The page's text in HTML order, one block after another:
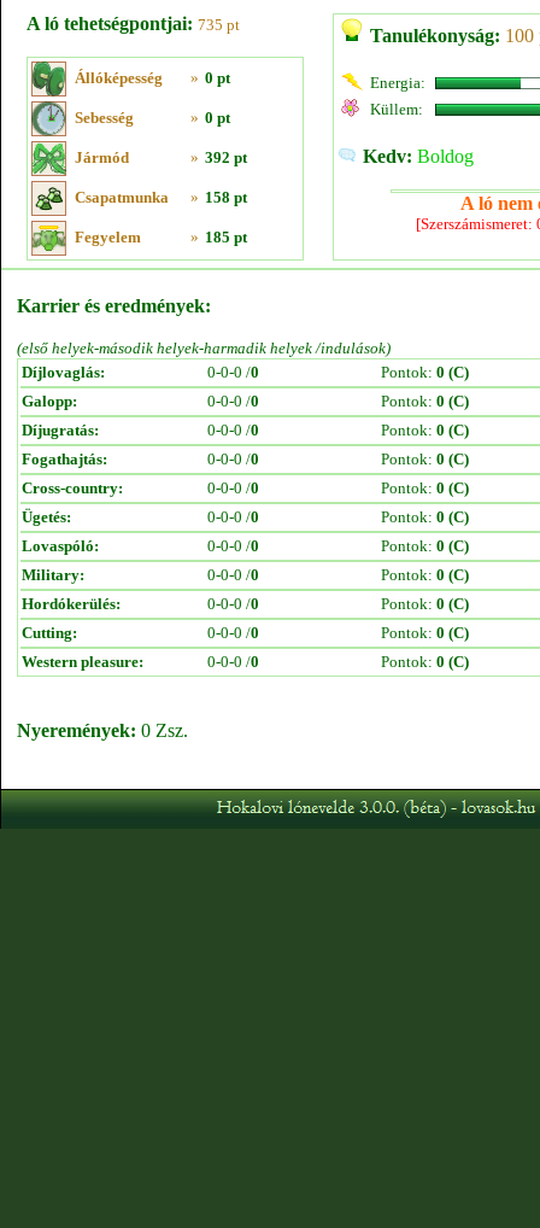
A ló tehetségpontjai: 735 pt
Állóképesség » 0 pt
Sebesség » 0 pt
Jármód » 392 pt
Csapatmunka » 158 pt
Fegyelem » 185 pt
Tanulékonyság: 100
Energia:
Küllem:
Kedv: Boldog
A ló nem
Karrier és eredmények:
(első helyek-második helyek-harmadik helyek /indulások)
Díjlovaglás:
0-0-0 /0 Pontok: 0 (C)
Galopp:
0-0-0 /0 Pontok: 0 (C)
Díjugratás:
0-0-0 /0 Pontok: 0 (C)
Fogathajtás:
0-0-0 /0 Pontok: 0 (C)
Cross-country:
0-0-0 /0 Pontok: 0 (C)
Ügetés:
0-0-0 /0 Pontok: 0 (C)
Lovaspóló:
0-0-0 /0 Pontok: 0 (C)
Military:
0-0-0 /0 Pontok: 0 (C)
Hordókerülés:
0-0-0 /0 Pontok: 0 (C)
Cutting:
0-0-0 /0 Pontok: 0 (C)
Western pleasure:
0-0-0 /0 Pontok: 0 (C)
Nyeremények: 0 Zsz.